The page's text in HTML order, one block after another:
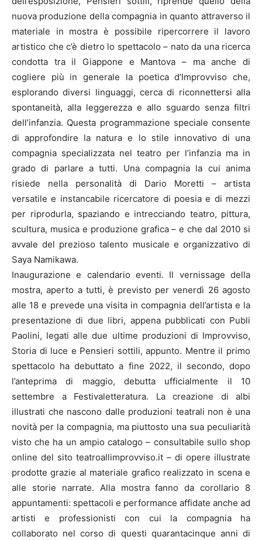
nuova produzione della compagnia in quanto attraverso il
materiale in mostra è possibile ripercorrere il lavoro
artistico che c’è dietro lo spettacolo – nato da una ricerca
condotta tra il Giappone e Mantova – ma anche di
cogliere più in generale la poetica d’Improvviso che,
esplorando diversi linguaggi, cerca di riconnettersi alla
spontaneità, alla leggerezza e allo sguardo senza filtri
dell’infanzia. Questa programmazione speciale consente
di approfondire la natura e lo stile innovativo di una
compagnia specializzata nel teatro per l’infanzia ma in
grado di parlare a tutti. Una compagnia la cui anima
risiede nella personalità di Dario Moretti – artista
versatile e instancabile ricercatore di poesia e di mezzi
per riprodurla, spaziando e intrecciando teatro, pittura,
scultura, musica e produzione grafica – e che dal 2010 si
avvale del prezioso talento musicale e organizzativo di
Saya Namikawa.
Inaugurazione e calendario eventi. Il vernissage della
mostra, aperto a tutti, è previsto per venerdì 26 agosto
alle 18 e prevede una visita in compagnia dell’artista e la
presentazione di due libri, appena pubblicati con Publi
Paolini, legati alle due ultime produzioni di Improvviso,
Storia di luce e Pensieri sottili, appunto. Mentre il primo
spettacolo ha debuttato a fine 2022, il secondo, dopo
l’anteprima di maggio, debutta ufficialmente il 10
settembre a Festivaletteratura. La creazione di albi
illustrati che nascono dalle produzioni teatrali non è una
novità per la compagnia, ma piuttosto una sua peculiarità
visto che ha un ampio catalogo – consultabile sullo shop
online del sito teatroallimprovviso.it – di opere illustrate
prodotte grazie al materiale grafico realizzato in scena e
alle storie narrate. Alla mostra fanno da corollario 8
appuntamenti: spettacoli e performance affidate anche ad
artisti e professionisti con cui la compagnia ha
collaborato nel corso di questi quarantacinque anni di